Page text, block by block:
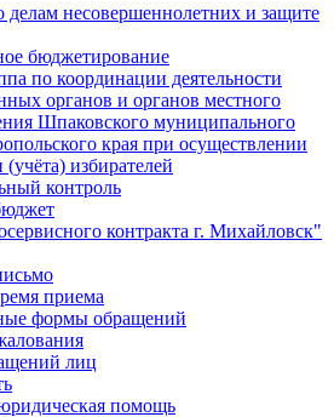
делам несовершеннолетних и защите
бюджетирование
по координации деятельности
органов и органов местного
Шпаковского муниципального
края при осуществлении
(учёта) избирателей
контроль
контракта г. Михайловск"
приема
формы обращений
лиц
помощь